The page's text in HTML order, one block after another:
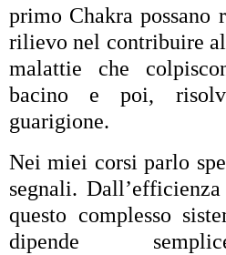
primo Chakra possano
rilievo nel contribuire
malattie che
bacino e poi,
guarigione.
Nei miei corsi parlo
segnali.
questo complesso
dipende